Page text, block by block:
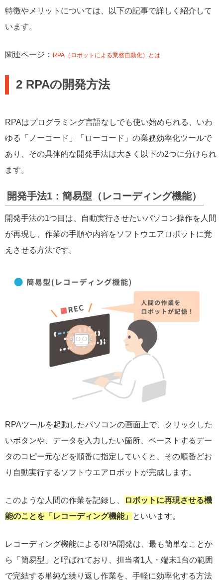
特徴やメリットについては、以下の記事で詳しく紹介して
います。
関連ページ： RPA（ロボットによる業務自動化）とは
2 RPAの開発方法
RPAはプログラミング言語なしでも使い始められる、いわ
ゆる「ノーコード」「ローコード」の業務効率化ツールで
あり、その具体的な開発手法は大きく以下の2つに分けられ
ます。
開発手法1：簡易型（レコーディング機能）
開発手法の1つ目は、自動実行させたいパソコン操作を人間
が再現し、作業の手順や内容をソフトウエアロボットに覚
えさせる方法です。
RPAツールを起動したパソコンの画面上で、クリックした
いボタンや、データを入力したい箇所、ペーストするデー
タのコピー元などを順番に指定していくと、その順番どお
り自動実行するソフトウエアロボットが完成します。
このような人間の作業を記録し、
ロボットに再現させる機
能のことを「レコーディング機能」
といいます。
レコーディング機能によるRPA開発は、最も簡単なことか
ら「簡易型」と呼ばれており、担当者1人・端末1台の範囲
で完結する単純な繰り返し作業を、手軽に効率化する方法